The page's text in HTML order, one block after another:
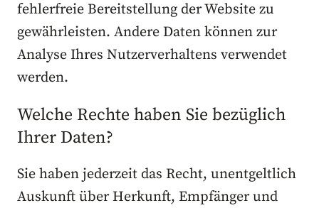
fehlerfreie Bereitstellung der Website zu
gewährleisten. Andere Daten können zur
Analyse Ihres Nutzerverhaltens verwendet
werden.
Welche Rechte haben Sie bezüglich
Ihrer Daten?
Sie haben jederzeit das Recht, unentgeltlich
Auskunft über Herkunft, Empfänger und